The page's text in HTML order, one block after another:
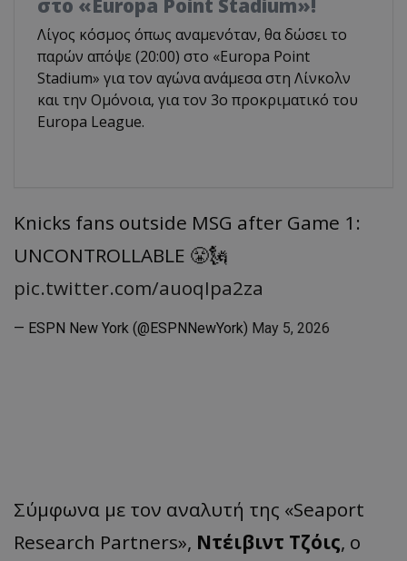
στο «Europa Point Stadium»!
Λίγος κόσμος όπως αναμενόταν, θα δώσει το
παρών απόψε (20:00) στο «Europa Point
Stadium» για τον αγώνα ανάμεσα στη Λίνκολν
και την Ομόνοια, για τον 3ο προκριματικό του
Europa League.
Knicks fans outside MSG after Game 1:
UNCONTROLLABLE 😤🗽
pic.twitter.com/auoqIpa2za
— ESPN New York (@ESPNNewYork) May 5, 2026
Σύμφωνα με τον αναλυτή της «Seaport
Research Partners», Ντέιβιντ Τζόις, ο